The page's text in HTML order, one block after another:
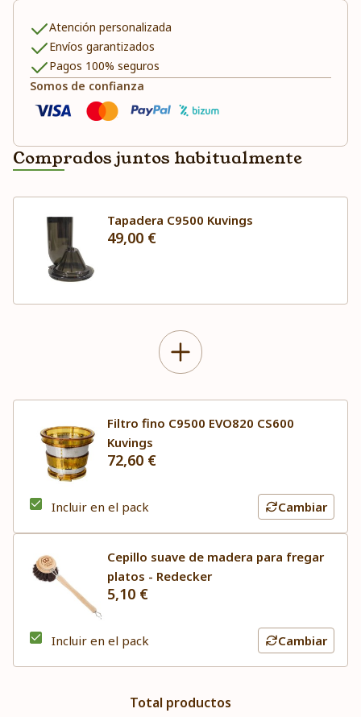
Atención personalizada
Envíos garantizados
Pagos 100% seguros
Somos de confianza
Comprados juntos habitualmente
Tapadera C9500 Kuvings
49,00 €
Filtro fino C9500 EVO820 CS600
Kuvings
72,60 €
Incluir en el pack Cambiar
Cepillo suave de madera para fregar
platos - Redecker
5,10 €
Incluir en el pack Cambiar
Total productos